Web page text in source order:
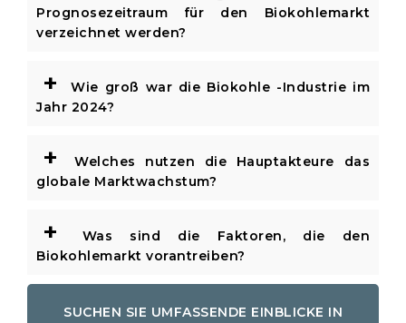
Prognosezeitraum für den Biokohlemarkt
verzeichnet werden?
+
Wie groß war die Biokohle -Industrie im
Jahr 2024?
+
Welches nutzen die Hauptakteure das
globale Marktwachstum?
+
Was sind die Faktoren, die den
Biokohlemarkt vorantreiben?
SUCHEN SIE UMFASSENDE EINBLICKE IN